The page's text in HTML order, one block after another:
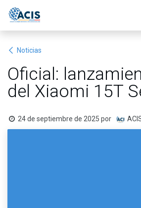
Noticias
Oficial:
del Xiaomi 15T
24 de septiembre de 2025 por